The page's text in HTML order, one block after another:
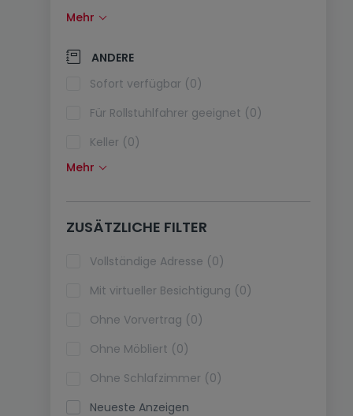
Solarzellen (0)
Wärmepumpe (0)
Klimaanlagen (0)
Glasfaser (0)
Mehr
ANDERE
Sofort verfügbar (0)
Für Rollstuhlfahrer geeignet (0)
Keller (0)
Dachboden (0)
Fahrstuhl (0)
Haustiere erlaubt (0)
Ferienimmobilien (0)
Mehr
ZUSÄTZLICHE FILTER
Vollständige Adresse (0)
Mit virtueller Besichtigung (0)
Ohne Vorvertrag (0)
Ohne Möbliert (0)
Ohne Schlafzimmer (0)
Neueste Anzeigen